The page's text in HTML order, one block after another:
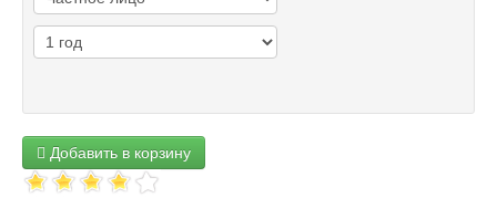
Добавить в корзину